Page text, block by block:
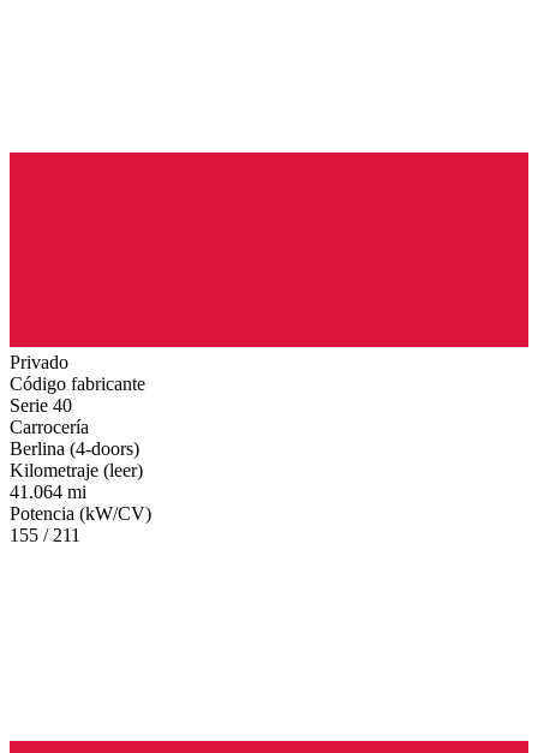
Privado
Código fabricante
Serie 40
Carrocería
Berlina (4-doors)
Kilometraje (leer)
41.064 mi
Potencia (kW/CV)
155 / 211